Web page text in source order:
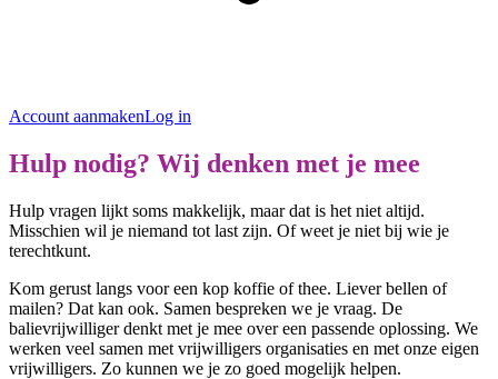
Account aanmakenLog in
Hulp nodig? Wij denken met je mee
Hulp vragen lijkt soms makkelijk, maar dat is het niet altijd.
Misschien wil je niemand tot last zijn. Of weet je niet bij wie je
terechtkunt.
Kom gerust langs voor een kop koffie of thee. Liever bellen of
mailen? Dat kan ook. Samen bespreken we je vraag. De
balievrijwilliger denkt met je mee over een passende oplossing. We
werken veel samen met vrijwilligers organisaties en met onze eigen
vrijwilligers. Zo kunnen we je zo goed mogelijk helpen.